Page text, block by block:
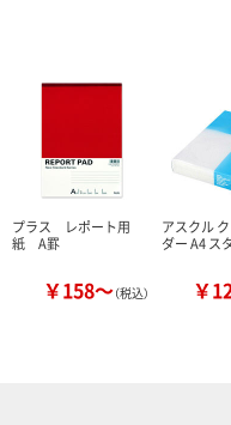
プラス レポート用
紙 A罫
￥158～（税込）
アスクル
ダー A4 ス
￥